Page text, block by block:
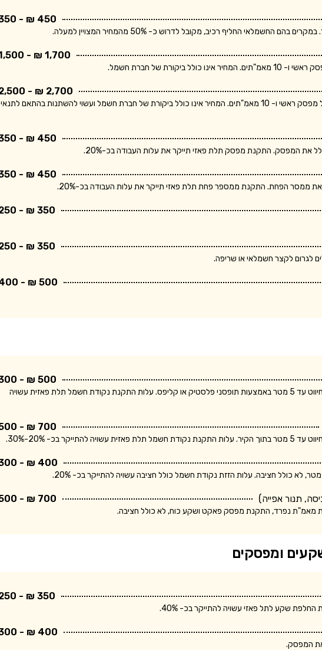
450 ₪ - 350 ₪
החליף רכיב, מקובל לדרוש כ- 50% מהמחיר המצויין למעלה.
1,700 ₪ - 1,500 ₪
של חברת חשמל.
2,700 ₪ - 2,500 ₪
המחיר מתייחס ללוח חשמל תלת פאזי הכולל מפסק ראשי ו- 10 מאמ"תים. המחיר אינו כולל ביקורת של חברת חשמל ועשוי להשתנות בהתאם לתנאי
450 ₪ - 350 ₪
את המפסק. התקנת מפסק תלת פאזי תייקר את עלות העבודה בכ-20%.
450 ₪ - 350 ₪
ממסר הפחת. התקנת ממספר פחת תלת פאזי תייקר את עלות העבודה בכ-20%.
350 ₪ - 250 ₪
350 ₪ - 250 ₪
לגרום לקצר חשמלאי או שריפה.
500 ₪ - 400 ₪
500 ₪ - 300 ₪
המחיר מתייחס לנקודת חשמל חד פאזית ולחיווט עד 5 מטר באמצעות תופסני פלסטיק או קליפס. עלות התקנת נקודת חשמל תלת פאזית עשויה
700 ₪ - 500 ₪
בכ- 20%-30%.
400 ₪ - 300 ₪
תנור אפייה) 700 ₪ - 500 ₪
מאמ"ת נפרד, התקנת מפסק פאקט ושקע כוח, לא כולל חציבה.
ומפסקים
350 ₪ - 250 ₪
שקע לתל פאזי עשויה להתייקר בכ- 40%.
400 ₪ - 300 ₪
את המפסק.